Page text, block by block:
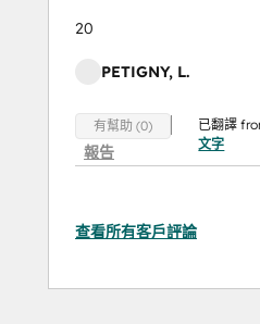
20
PETIGNY, L.
有幫助 (0)
報告
已翻譯
文字
查看所有客戶評論